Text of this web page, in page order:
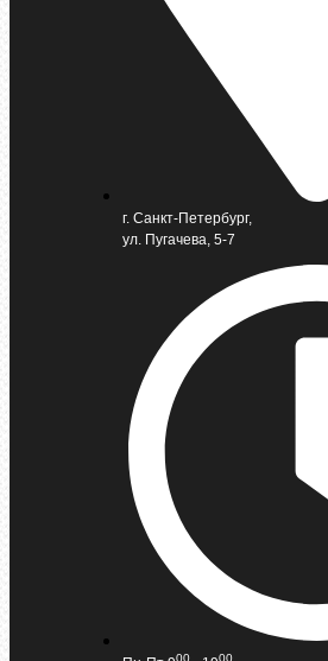
г. Санкт-Петербург,
ул. Пугачева, 5-7
00 00